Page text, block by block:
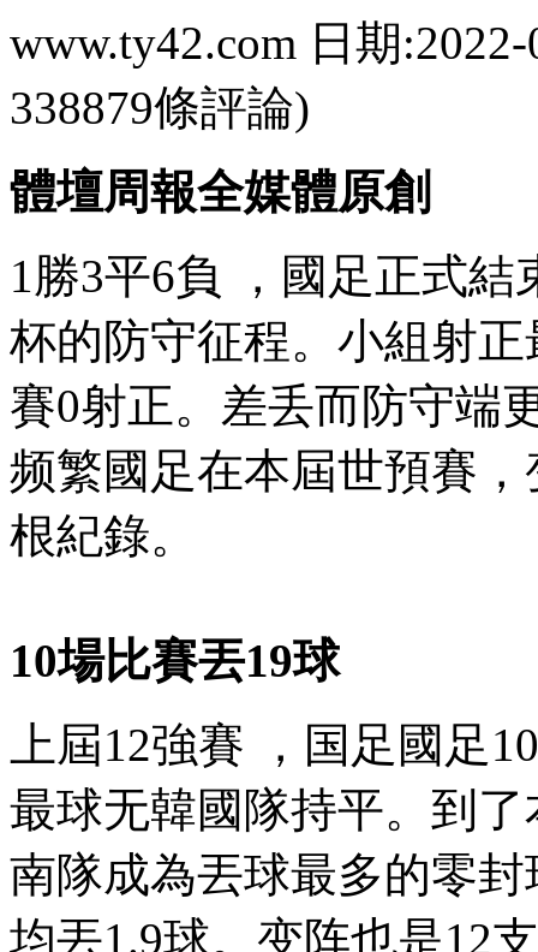
www.ty42.com 日期
338879條評論)
體壇周報全媒體原創
1勝3平6負 ，國足正式
杯的防守征程。小組射
賽0射正。差丢而防守端更
频繁國足在本屆世預賽
根紀錄。
10場比賽丟19球
上屆12強賽 ，国足國足
最球无韓國隊持平。到
南隊成為丟球最多的零封
均丟1.9球。变阵也是12